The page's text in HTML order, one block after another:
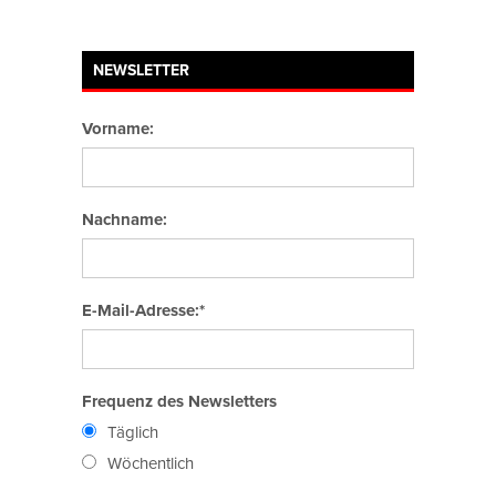
NEWSLETTER
Vorname:
Nachname:
E-Mail-Adresse:*
Frequenz des Newsletters
Täglich
Wöchentlich